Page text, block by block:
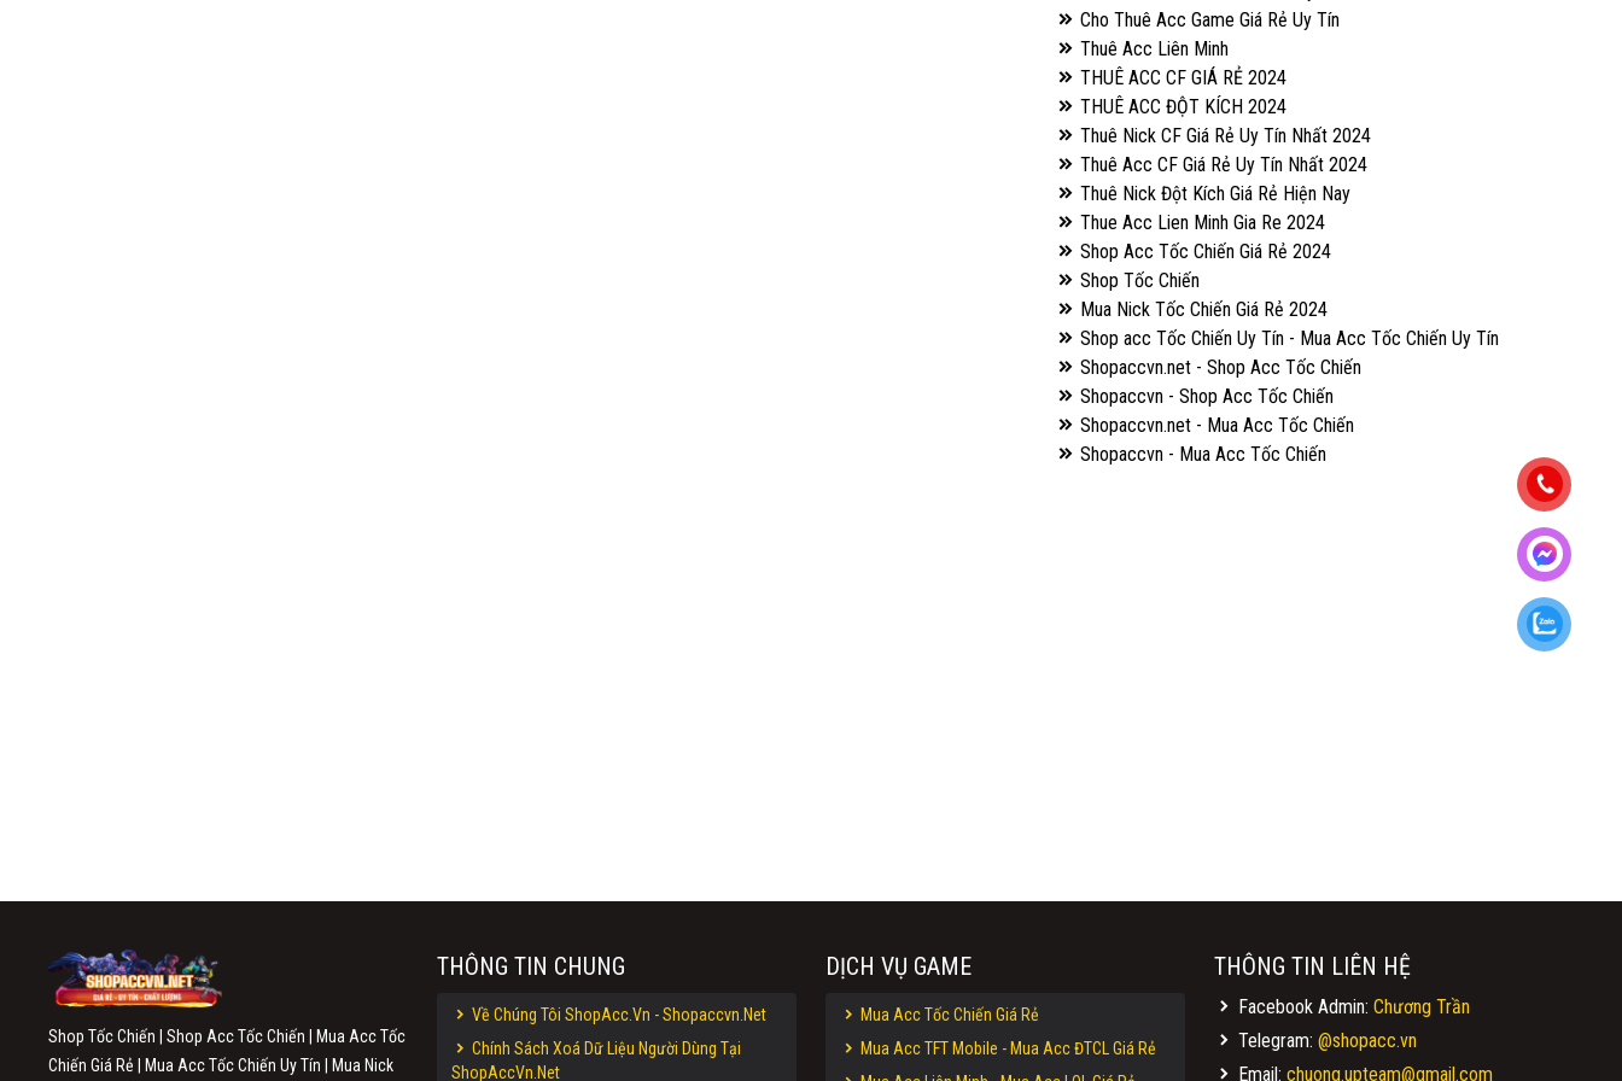
Cho Thuê Acc Game Giá Rẻ Uy Tín
Thuê Acc Liên Minh
THUÊ ACC CF GIÁ RẺ 2024
THUÊ ACC ĐỘT KÍCH 2024
Thuê Nick CF Giá Rẻ Uy Tín Nhất 2024
Thuê Acc CF Giá Rẻ Uy Tín Nhất 2024
Thuê Nick Đột Kích Giá Rẻ Hiện Nay
Thue Acc Lien Minh Gia Re 2024
Shop Acc Tốc Chiến Giá Rẻ 2024
Shop Tốc Chiến
Mua Nick Tốc Chiến Giá Rẻ 2024
Shop acc Tốc Chiến Uy Tín - Mua Acc Tốc Chiến Uy Tín
Shopaccvn.net - Shop Acc Tốc Chiến
Shopaccvn - Shop Acc Tốc Chiến
Shopaccvn.net - Mua Acc Tốc Chiến
Shopaccvn - Mua Acc Tốc Chiến
Shop Tốc Chiến | Shop Acc Tốc Chiến | Mua Acc Tốc
Chiến Giá Rẻ | Mua Acc Tốc Chiến Uy Tín | Mua Nick
THÔNG TIN CHUNG
Về Chúng Tôi ShopAcc.Vn - Shopaccvn.Net
Chính Sách Xoá Dữ Liệu Người Dùng Tại
ShopAccVn.Net
DỊCH VỤ GAME
Mua Acc Tốc Chiến Giá Rẻ
Mua Acc TFT Mobile - Mua Acc ĐTCL Giá Rẻ
THÔNG TIN LIÊN HỆ
Facebook Admin: Chương Trần
Telegram: @shopacc.vn
Email: chuong.upteam@gmail.com